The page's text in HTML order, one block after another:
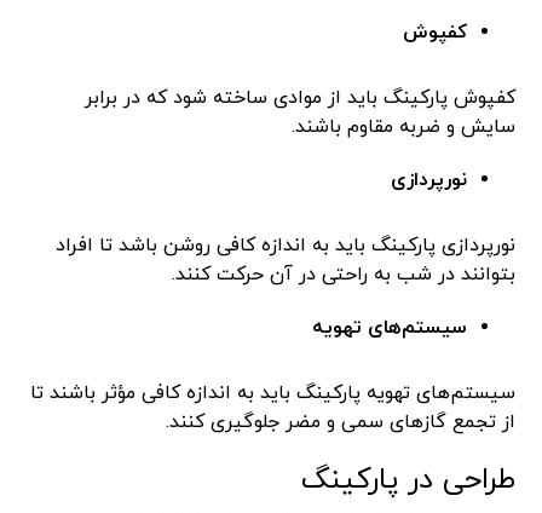
کفپوش
کفپوش پارکینگ باید از موادی ساخته شود که در برابر
سایش و ضربه مقاوم باشند.
نورپردازی
نورپردازی پارکینگ باید به اندازه کافی روشن باشد تا افراد
بتوانند در شب به راحتی در آن حرکت کنند.
سیستم‌های تهویه
سیستم‌های تهویه پارکینگ باید به اندازه کافی مؤثر باشند تا
از تجمع گازهای سمی و مضر جلوگیری کنند.
طراحی در پارکینگ